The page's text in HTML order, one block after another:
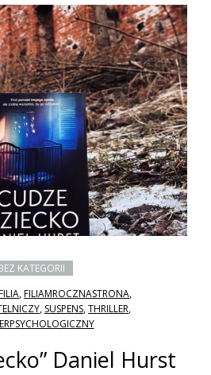
KATEGORII
,FILIAMROCZNASTRONA,
, SUSPENS,THRILLER,
Daniel Hurst